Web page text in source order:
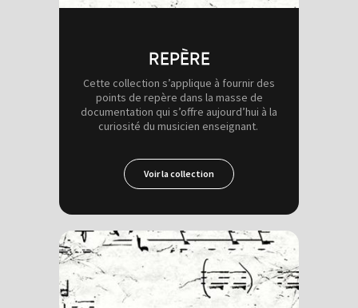
REPÈRE
Cette collection s’applique à fournir des
points de repère dans la masse de
documentation qui s’offre aujourd’hui à la
curiosité du musicien enseignant.
Voir la collection